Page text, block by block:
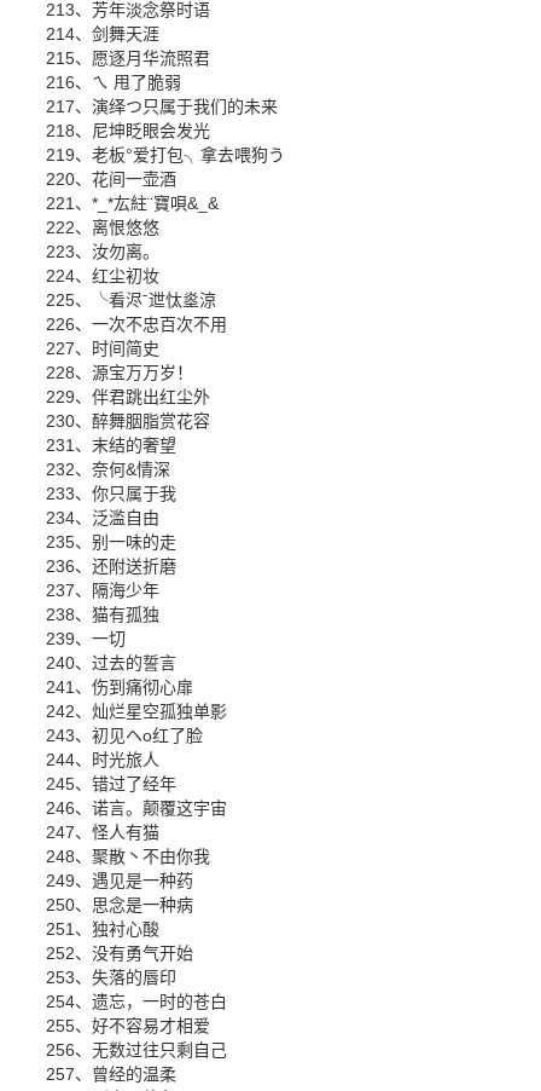
213、芳年淡念祭时语
214、剑舞天涯
215、愿逐月华流照君
216、ㄟ 甩了脆弱
217、演绎つ只属于我们的未来
218、尼坤眨眼会发光
219、老板°爱打包╮拿去喂狗う
220、花间一壶酒
221、*_*厷紸¨寶唄&_&
222、离恨悠悠
223、汝勿离。
224、红尘初妆
225、╰看浕ˉ迣忲烾涼
226、一次不忠百次不用
227、时间简史
228、源宝万万岁！
229、伴君跳出红尘外
230、醉舞胭脂赏花容
231、末结的奢望
232、奈何&情深
233、你只属于我
234、泛滥自由
235、别一味的走
236、还附送折磨
237、隔海少年
238、猫有孤独
239、一切
240、过去的誓言
241、伤到痛彻心扉
242、灿烂星空孤独单影
243、初见ヘo红了脸
244、时光旅人
245、错过了经年
246、诺言。颠覆这宇宙
247、怪人有猫
248、聚散丶不由你我
249、遇见是一种药
250、思念是一种病
251、独衬心酸
252、没有勇气开始
253、失落的唇印
254、遗忘，一时的苍白
255、好不容易才相爱
256、无数过往只剩自己
257、曾经的温柔